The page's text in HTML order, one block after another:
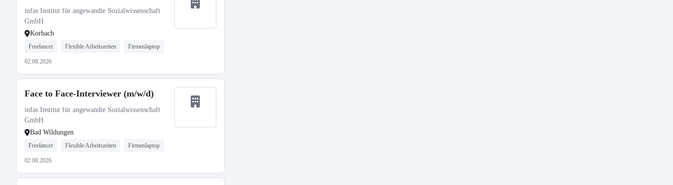
infas Institut für angewandte Sozialwissenschaft
GmbH
Korbach
Freelancer Flexible Arbeitszeiten Firmenlaptop
02.08.2026
Face to Face-Interviewer (m/w/d)
infas Institut für angewandte Sozialwissenschaft
GmbH
Bad Wildungen
Freelancer Flexible Arbeitszeiten Firmenlaptop
02.08.2026